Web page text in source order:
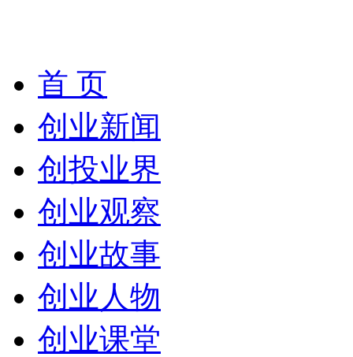
首 页
创业新闻
创投业界
创业观察
创业故事
创业人物
创业课堂